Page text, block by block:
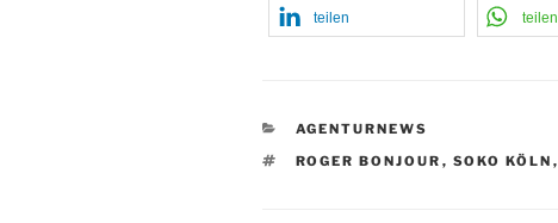
teilen teilen
KATEGORIEN
AGENTURNEWS
SCHLAGWÖRTER
ROGER BONJOUR , SOKO KÖLN ,